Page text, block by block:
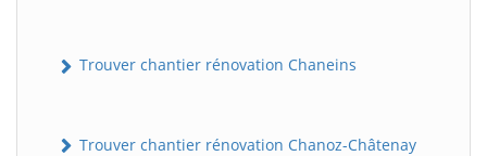
Trouver chantier rénovation Chaneins
Trouver chantier rénovation Chanoz-Châtenay